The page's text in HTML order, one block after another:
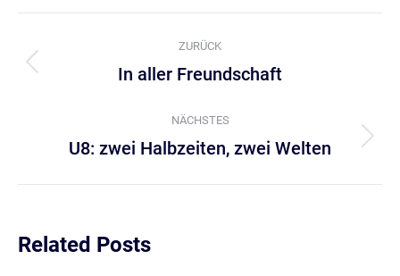
Kommentarnavigation
ZURÜCK
Vorheriger
In aller Freundschaft
NÄCHSTES
Nächster
U8: zwei Halbzeiten, zwei Welten
Related Posts